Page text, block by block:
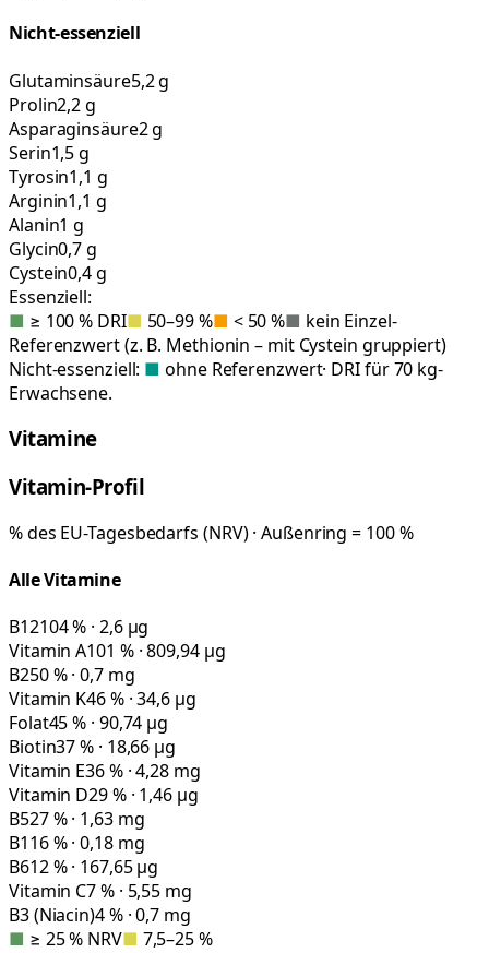
Nicht-essenziell
Glutaminsäure5,2 g
Prolin2,2 g
Asparaginsäure2 g
Serin1,5 g
Tyrosin1,1 g
Arginin1,1 g
Alanin1 g
Glycin0,7 g
Cystein0,4 g
Essenziell:
■ ≥ 100 % DRI■ 50–99 %■ < 50 %■ kein Einzel-
Referenzwert (z. B. Methionin – mit Cystein gruppiert)
Nicht-essenziell: ■ ohne Referenzwert· DRI für 70 kg-
Erwachsene.
Vitamine
Vitamin-Profil
% des EU-Tagesbedarfs (NRV) · Außenring = 100 %
Alle Vitamine
B12104 % · 2,6 µg
Vitamin A101 % · 809,94 µg
B250 % · 0,7 mg
Vitamin K46 % · 34,6 µg
Folat45 % · 90,74 µg
Biotin37 % · 18,66 µg
Vitamin E36 % · 4,28 mg
Vitamin D29 % · 1,46 µg
B527 % · 1,63 mg
B116 % · 0,18 mg
B612 % · 167,65 µg
Vitamin C7 % · 5,55 mg
B3 (Niacin)4 % · 0,7 mg
■ ≥ 25 % NRV■ 7,5–25 %